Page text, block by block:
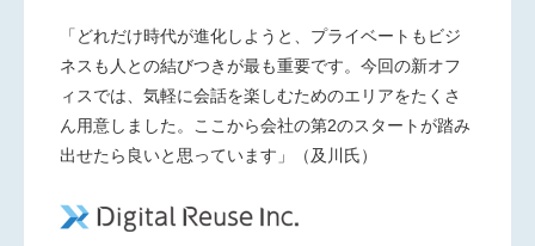
「どれだけ時代が進化しようと、プライベートもビジ
ネスも人との結びつきが最も重要です。今回の新オフ
ィスでは、気軽に会話を楽しむためのエリアをたくさ
ん用意しました。ここから会社の第2のスタートが踏み
出せたら良いと思っています」（及川氏）